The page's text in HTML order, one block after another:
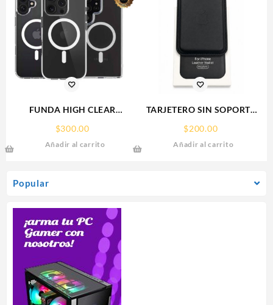
Popular
FUNDA HIGH CLEAR
IPHONE 17 PRO MAX
WEKOVER
$300.00
Añadir al carrito
TARJETERO SIN SOPORTE
MAGSAFE FOR IPHONE
LEATHER WALLET MAGSAFE
$200.00
Añadir al carrito